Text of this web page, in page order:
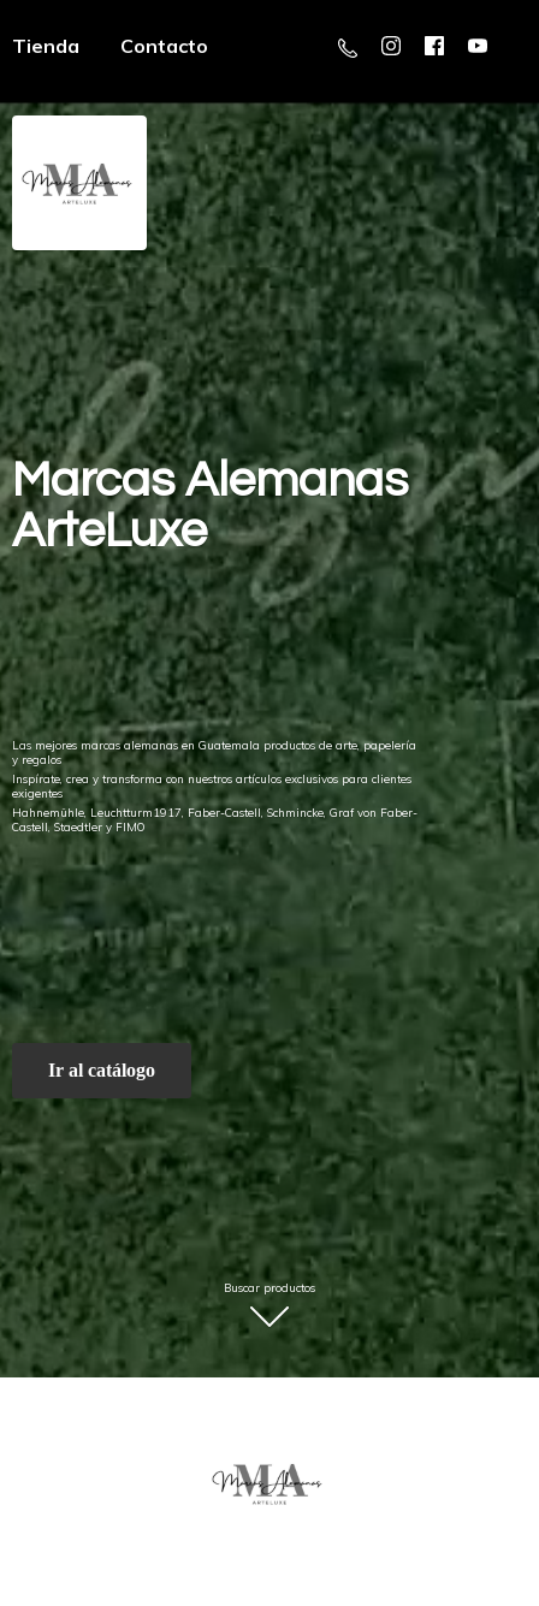
Tienda Contacto
MarcasAlemanas
ArteLuxe
Las mejores marcas alemanas en Guatemala productos de arte, papelería
y regalos
Inspírate, crea y transforma con nuestros artículos exclusivos para clientes
exigentes
Hahnemühle, Leuchtturm1917, Faber-Castell, Schmincke, Graf von Faber-
Castell, Staedtler y FIMO
Ir al catálogo
Buscar productos